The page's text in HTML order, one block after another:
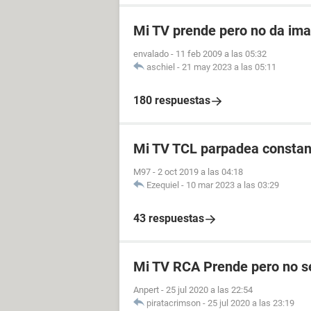
Mi TV prende pero no da
envalado - 11 feb 2009 a las 05:32
aschiel - 21 may 2023 a las 05:11
180 respuestas
Mi TV TCL parpadea
M97 - 2 oct 2019 a las 04:18
Ezequiel - 10 mar 2023 a las 03:29
43 respuestas
Mi TV RCA Prende pero no
Anpert - 25 jul 2020 a las 22:54
piratacrimson - 25 jul 2020 a las 23:19